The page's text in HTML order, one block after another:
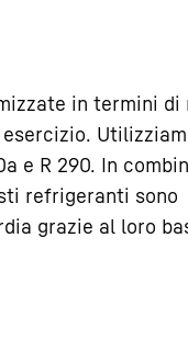
in termini di
e R 290. In
refrigeranti sono
grazie al loro